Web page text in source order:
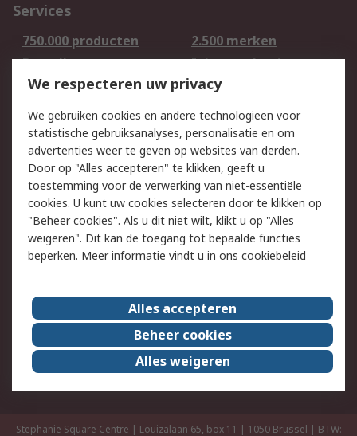
Services
750.000 producten
2.500 merken
Bestellen
Inkoopoplossingen
Retouren
Technisch advies
Track & Trace
Wettelijk
Cookiebeleid
Email veiligheid
Privacybeleid -
Bijgewerkt
Websitevoorwaarden
Algemene
verkoopvoorwaarden
Over RS
RS Group
Over ons
RS wereldwijd
Werken bij RS
ESG
Stephanie Square Centre | Louizalaan 65, box 11 | 1050 Brussel | BTW:
We respecteren uw privacy
We gebruiken cookies en andere technologieën voor
statistische gebruiksanalyses, personalisatie en om
advertenties weer te geven op websites van derden.
Door op "Alles accepteren" te klikken, geeft u
toestemming voor de verwerking van niet-essentiële
cookies. U kunt uw cookies selecteren door te klikken op
"Beheer cookies". Als u dit niet wilt, klikt u op "Alles
weigeren". Dit kan de toegang tot bepaalde functies
beperken. Meer informatie vindt u in ons cookiebeleid
Alles accepteren
Beheer cookies
Alles weigeren